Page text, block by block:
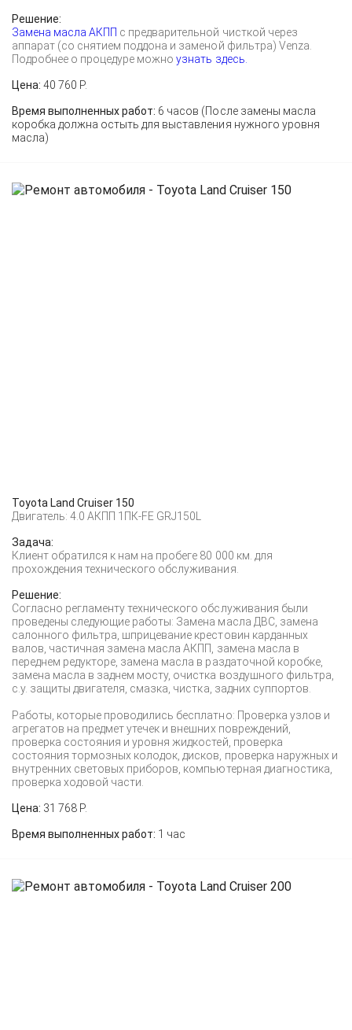
Решение:
Замена масла АКПП с предварительной чисткой через
аппарат (со снятием поддона и заменой фильтра) Venza.
Подробнее о процедуре можноузнать здесь.
Цена:40 760 Р.
Время выполненных работ: 6 часов (После замены масла
коробка должна остыть для выставления нужного уровня
масла)
Toyota Land Cruiser 150
Двигатель: 4.0 АКПП 1ПК-FE GRJ150L
Задача:
Клиент обратился к нам на пробеге 80 000 км. для
прохождения технического обслуживания.
Решение:
Согласно регламенту технического обслуживания были
проведены следующие работы: Замена масла ДВС, замена
салонного фильтра, шприцевание крестовин карданных
валов, частичная замена масла АКПП, замена масла в
переднем редукторе, замена масла в раздаточной коробке,
замена масла в заднем мосту, очистка воздушного фильтра,
с.у. защиты двигателя, смазка, чистка, задних суппортов.
Работы, которые проводились бесплатно: Проверка узлов и
агрегатов на предмет утечек и внешних повреждений,
проверка состояния и уровня жидкостей, проверка
состояния тормозных колодок, дисков, проверка наружных и
внутренних световых приборов, компьютерная диагностика,
проверка ходовой части.
Цена: 31 768 Р.
Время выполненных работ: 1 час